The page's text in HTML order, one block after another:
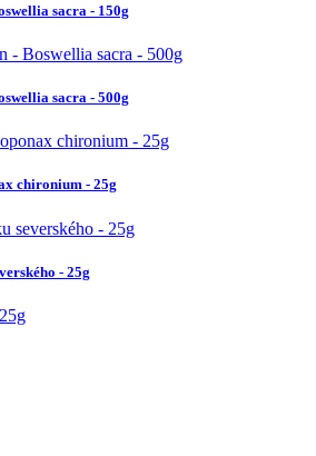
sacra - 150g
sacra - 500g
chironium - 25g
- 25g